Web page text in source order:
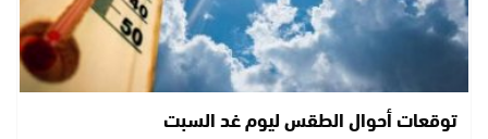
توقعات أحوال الطقس ليوم غد السبت